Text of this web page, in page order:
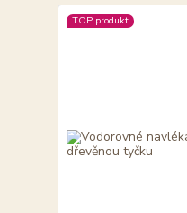
TOP produkt